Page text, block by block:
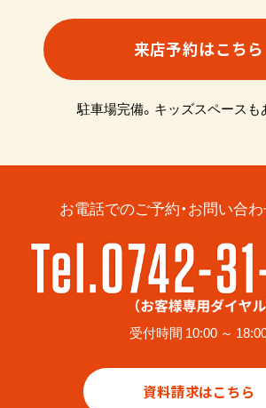
来店予約はこちら
駐車場完備。キッズスペースも
お電話でのご予約・お問い合
受付時間 10:00 ～
資料請求はこちら